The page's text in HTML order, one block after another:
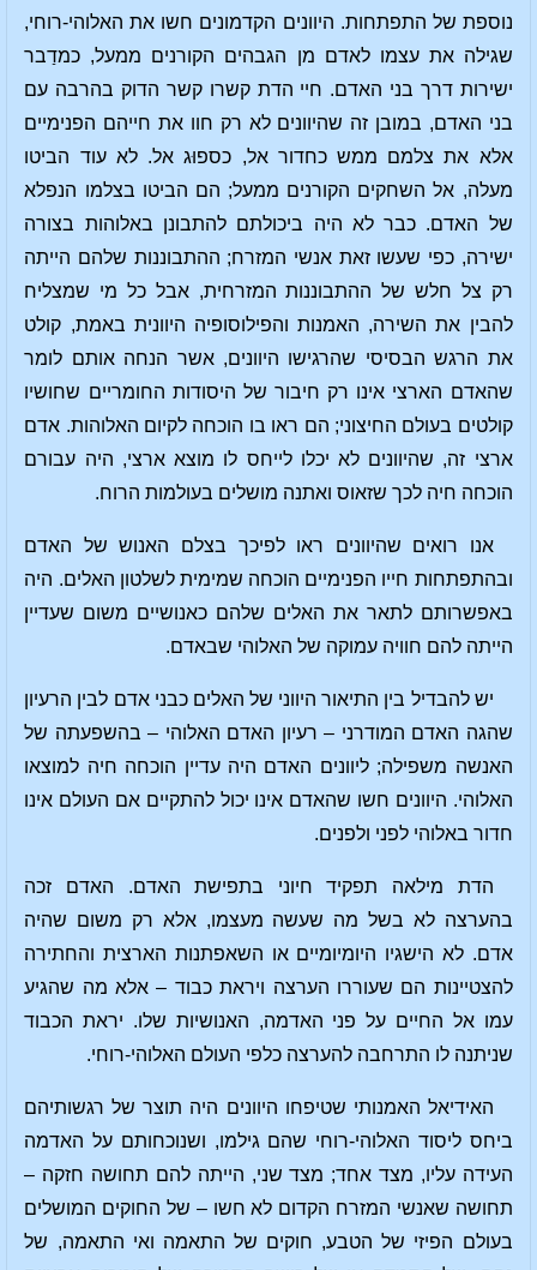
נוספת של התפתחות. היוונים הקדמונים חשו את האלוהי-רוחי,
שגילה את עצמו לאדם מן הגבהים הקורנים ממעל, כמדַבר
ישירות דרך בני האדם. חיי הדת קשרו קשר הדוק בהרבה עם
בני האדם, במובן זה שהיוונים לא רק חוו את חייהם הפנימיים
אלא את צלמם ממש כחדור אל, כספוּג אל. לא עוד הביטו
מעלה, אל השחקים הקורנים ממעל; הם הביטו בצלמו הנפלא
של האדם. כבר לא היה ביכולתם להתבונן באלוהות בצורה
ישירה, כפי שעשו זאת אנשי המזרח; ההתבוננות שלהם הייתה
רק צל חלש של ההתבוננות המזרחית, אבל כל מי שמצליח
להבין את השירה, האמנות והפילוסופיה היוונית באמת, קולט
את הרגש הבסיסי שהרגישו היוונים, אשר הנחה אותם לומר
שהאדם הארצי אינו רק חיבור של היסודות החומריים שחושיו
קולטים בעולם החיצוני; הם ראו בו הוכחה לקיום האלוהות. אדם
ארצי זה, שהיוונים לא יכלו לייחס לו מוצא ארצי, היה עבורם
הוכחה חיה לכך שזאוס ואתנה מושלים בעולמות הרוח.
אנו רואים שהיוונים ראו לפיכך בצלם האנוש של האדם
ובהתפתחות חייו הפנימיים הוכחה שמימית לשלטון האלים. היה
באפשרותם לתאר את האלים שלהם כאנושיים משום שעדיין
הייתה להם חוויה עמוקה של האלוהי שבאדם.
יש להבדיל בין התיאור היווני של האלים כבני אדם לבין הרעיון
שהגה האדם המודרני – רעיון האדם האלוהי – בהשפעתה של
האנשה משפילה; ליוונים האדם היה עדיין הוכחה חיה למוצאו
האלוהי. היוונים חשו שהאדם אינו יכול להתקיים אם העולם אינו
חדור באלוהי לפני ולפנים.
הדת מילאה תפקיד חיוני בתפישת האדם. האדם זכה
בהערצה לא בשל מה שעשה מעצמו, אלא רק משום שהיה
אדם. לא הישגיו היומיומיים או השאפתנות הארצית והחתירה
להצטיינות הם שעוררו הערצה ויראת כבוד – אלא מה שהגיע
עמו אל החיים על פני האדמה, האנושיות שלו. יראת הכבוד
שניתנה לו התרחבה להערצה כלפי העולם האלוהי-רוחי.
האידיאל האמנותי שטיפחו היוונים היה תוצר של רגשותיהם
ביחס ליסוד האלוהי-רוחי שהם גילמו, ושנוכחותם על האדמה
העידה עליו, מצד אחד; מצד שני, הייתה להם תחושה חזקה –
תחושה שאנשי המזרח הקדום לא חשו – של החוקים המושלים
בעולם הפיזי של הטבע, חוקים של התאמה ואי התאמה, של